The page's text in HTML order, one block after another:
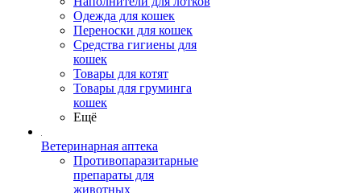
Одежда для кошек
Переноски для кошек
Средства гигиены для
кошек
Товары для котят
Товары для груминга
кошек
Ещё
Ветеринарная аптека
Противопаразитарные
препараты для
животных